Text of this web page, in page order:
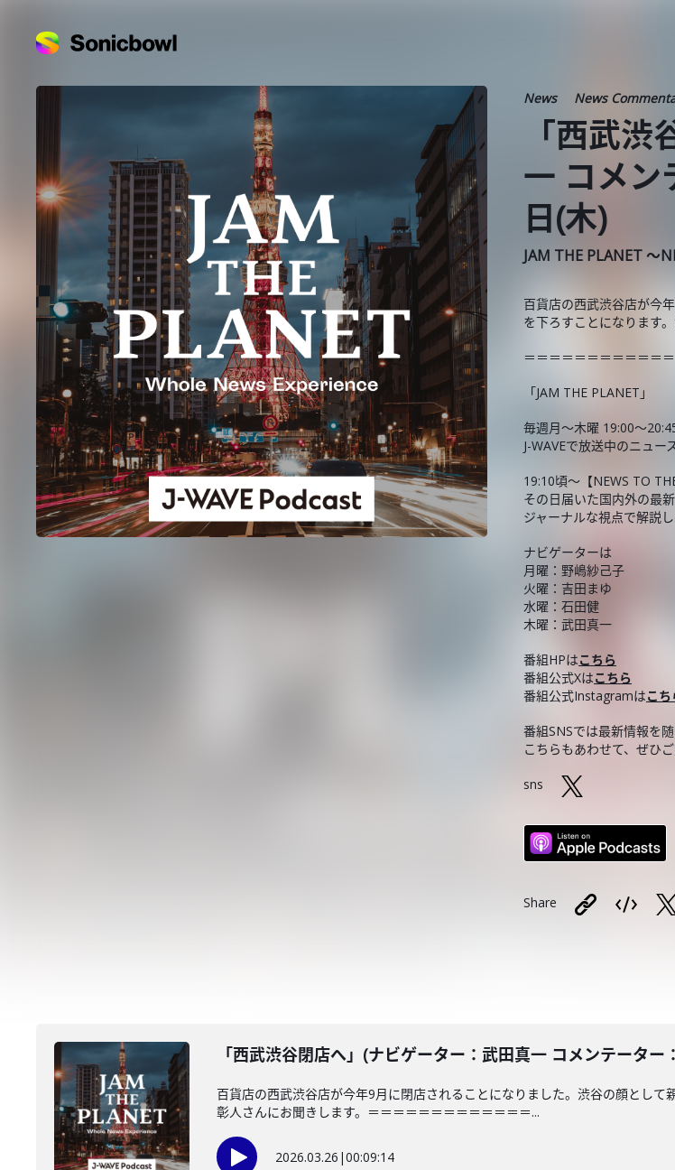
News News
「西武
一 コメ
日(木)
JAM THE PLANET ～
百貨店の西武渋谷店が今
を下ろすことになります
＝＝＝＝＝＝＝＝＝＝＝
「JAM THE PLANET」
毎週月～木曜 19:00～
J-WAVEで放送中のニュー
19:10頃～【NEWS TO
その日届いた国内外の最
ジャーナルな視点で解説し
ナビゲーターは
月曜：野嶋紗己子
火曜：吉田まゆ
水曜：石田健
木曜：武田真一
番組HPはこちら
番組公式Xはこちら
番組公式Instagramはこち
番組SNSでは最新情報を随
こちらもあわせて、ぜひご
sns
Share
「西武渋谷閉店へ」(ナビゲーター：武田真一 コメンテータ
百貨店の西武渋谷店が今年9月に閉店されることになりました。渋谷の顔とし
彰人さんにお聞きします。＝＝＝＝＝＝＝＝＝＝＝＝＝...
2026.03.26 |00:09:14